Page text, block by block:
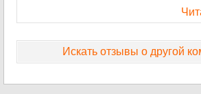
Искать отзывы о другой